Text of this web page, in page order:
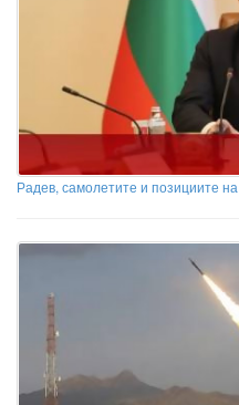
Радев, самолетите и позициите